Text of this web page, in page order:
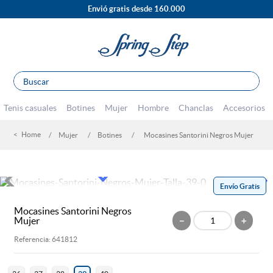
Envió gratis desde 160.000
Buscar
Tenis casuales Botines Mujer Hombre Chanclas Accesorios
Mujer Botines Mocasines Santorini Negros Mujer
Envío Gratis
Mocasines Santorini Negros
Mujer
＋
－
Referencia:641812
TÉRMINOS MÁS BUSCADOS
4 .
botines
5.
tacones
6.
7.
mocasines